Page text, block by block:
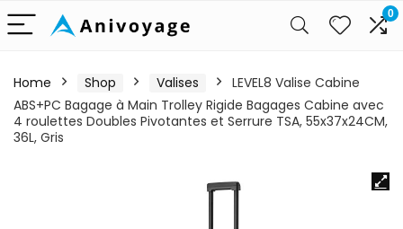
0
Home Shop Valises
LEVEL8 Valise Cabine
ABS+PC Bagage à Main Trolley Rigide Bagages Cabine avec
4 roulettes Doubles Pivotantes et Serrure TSA, 55x37x24CM,
36L, Gris